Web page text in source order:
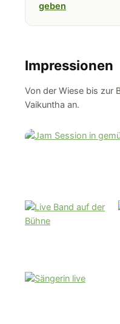
geben
Impressionen
Von der Wiese bis zur
Vaikuntha an.